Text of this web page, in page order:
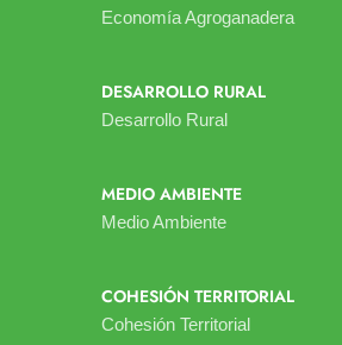
Economía Agroganadera
DESARROLLO RURAL
Desarrollo Rural
MEDIO AMBIENTE
Medio Ambiente
COHESIÓN TERRITORIAL
Cohesión Territorial